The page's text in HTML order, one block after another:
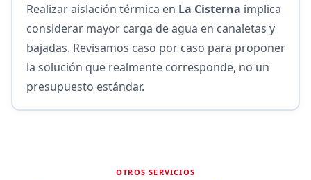
Realizar aislación térmica en La Cisterna implica
considerar mayor carga de agua en canaletas y
bajadas. Revisamos caso por caso para proponer
la solución que realmente corresponde, no un
presupuesto estándar.
OTROS SERVICIOS